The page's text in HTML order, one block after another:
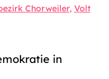
Chorweiler Volt
in